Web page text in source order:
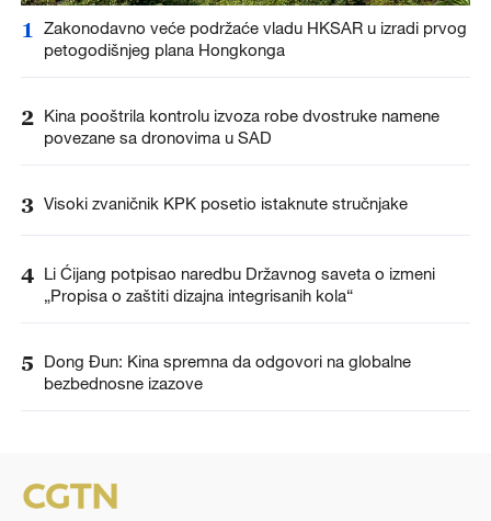
1
Zakonodavno veće podržaće vladu HKSAR u izradi prvog
petogodišnjeg plana Hongkonga
2 Kina pooštrila kontrolu izvoza robe dvostruke namene
povezane sa dronovima u SAD
3 Visoki zvaničnik KPK posetio istaknute stručnjake
4 Li Ćijang potpisao naredbu Državnog saveta o izmeni
„Propisa o zaštiti dizajna integrisanih kola“
5
Dong Đun: Kina spremna da odgovori na globalne
bezbednosne izazove